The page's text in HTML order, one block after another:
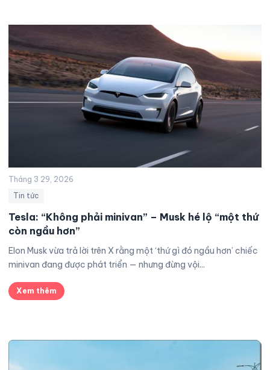
Tháng 3 29, 2026
Tin tức
Tesla: “Không phải minivan” – Musk hé lộ “một thứ
còn ngầu hơn”
Elon Musk vừa trả lời trên X rằng một ‘thứ gì đó ngầu hơn’ chiếc
minivan đang được phát triển — nhưng đừng vội...
Xem thêm